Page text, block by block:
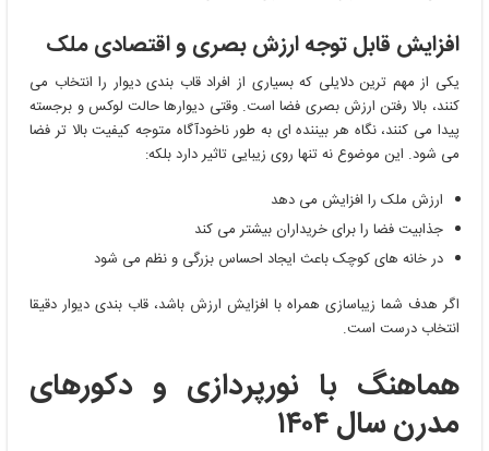
افزایش قابل توجه ارزش بصری و اقتصادی ملک
یکی از مهم ‌ترین دلایلی که بسیاری از افراد قاب بندی دیوار را انتخاب می
‌کنند، بالا رفتن ارزش بصری فضا است. وقتی دیوارها حالت لوکس و برجسته
پیدا می کنند، نگاه هر بیننده‌ ای به‌ طور ناخودآگاه متوجه کیفیت بالا تر فضا
می ‌شود. این موضوع نه تنها روی زیبایی تاثیر دارد بلکه:
ارزش ملک را افزایش می ‌دهد
جذابیت فضا را برای خریداران بیشتر می ‌کند
در خانه‌ های کوچک باعث ایجاد احساس بزرگی و نظم می ‌شود
اگر هدف شما زیباسازی همراه با افزایش ارزش باشد، قاب بندی دیوار دقیقا
انتخاب درست است.
هماهنگ با نورپردازی و دکورهای
مدرن سال۱۴۰۴